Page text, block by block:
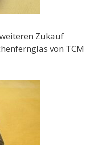
Zukauf
von TCM